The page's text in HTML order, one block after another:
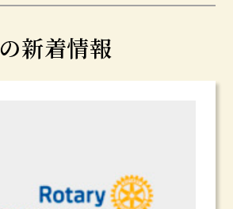
の新着情報